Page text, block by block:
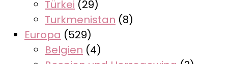
Türkei (29)
Turkmenistan (8)
Europa (529)
Belgien (4)